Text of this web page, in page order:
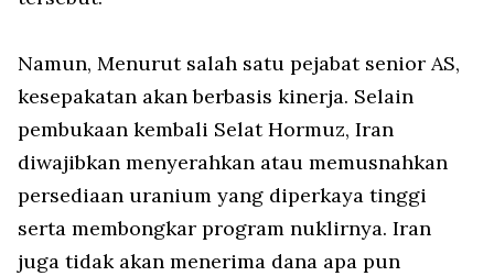
Namun, Menurut salah satu pejabat senior AS,
kesepakatan akan berbasis kinerja. Selain
pembukaan kembali Selat Hormuz, Iran
diwajibkan menyerahkan atau memusnahkan
persediaan uranium yang diperkaya tinggi
serta membongkar program nuklirnya. Iran
juga tidak akan menerima dana apa pun